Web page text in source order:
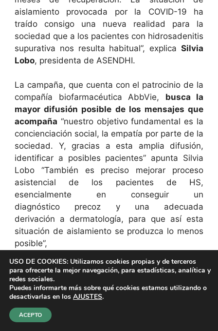
aislamiento provocada por la COVID-19 ha
traído consigo una nueva realidad para la
sociedad que a los pacientes con hidrosadenitis
supurativa nos resulta habitual”, explica Silvia
Lobo, presidenta de ASENDHI.
La campaña, que cuenta con el patrocinio de la
compañía biofarmacéutica AbbVie, busca la
mayor difusión posible de los mensajes que
acompaña “nuestro objetivo fundamental es la
concienciación social, la empatía por parte de la
sociedad. Y, gracias a esta amplia difusión,
identificar a posibles pacientes” apunta Silvia
Lobo “También es preciso mejorar proceso
asistencial de los pacientes de HS,
esencialmente en conseguir un
diagnóstico precoz y una adecuada
derivación a dermatología, para que así esta
situación de aislamiento se produzca lo menos
posible”,
Asimismo, ASENDHI ha desarrollado, gracias a
la colaboración de Novartis, un nuevo
contenido en su web para concienciar sobre
USO DE COOKIES: Utilizamos cookies propias y de terceros
para ofrecerte la mejor navegación, para estadísticas, analítica y
redes sociales.
Puedes informarte más sobre qué cookies estamos utilizando o
desactivarlas en los AJUSTES.
ACEPTO